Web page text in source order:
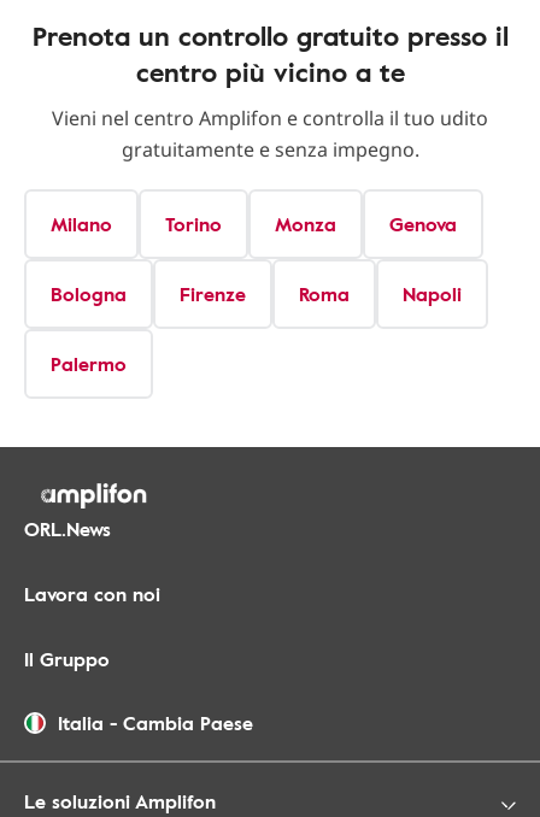
Prenota un controllo gratuito presso il
centro più vicino a te
Vieni nel centro Amplifon e controlla il tuo udito
gratuitamente e senza impegno.
Milano Torino Monza Genova
Bologna Firenze Roma Napoli
Palermo
ORL.News
Lavora con noi
Il Gruppo
Italia - Cambia Paese
Le soluzioni Amplifon